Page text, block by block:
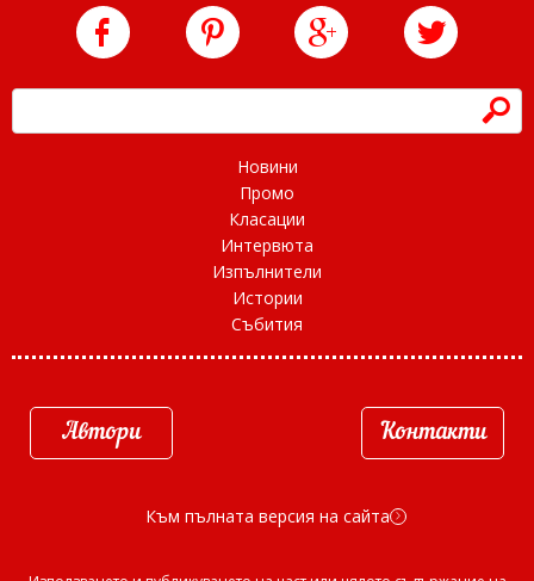
h
Новини
Промо
Класации
Интервюта
Изпълнители
Истории
Събития
Автори Контакти
Към пълната версия на сайта d